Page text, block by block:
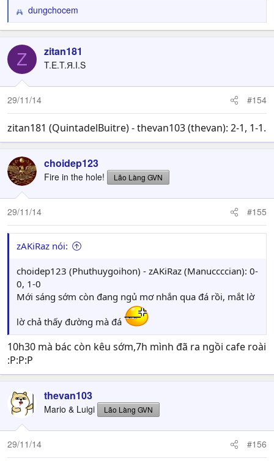
R
e
c
i
o
n
dungchocem
Z zitan181
T.E.T.Я.I.S
29/11/14 #154
zitan181 (QuintadelBuitre) - thevan103 (thevan): 2-1, 1-1.
choidep123
Fire in the hole! Lão Làng GVN
29/11/14 #155
zAKiRaz nói:
choidep123 (Phuthuygoihon) - zAKiRaz (Manuccccian): 0-
0, 1-0
Mới sáng sớm còn đang ngủ mơ nhắn qua đá rồi, mắt lờ
lờ chả thấy đường mà đá
10h30 mà bác còn kêu sớm,7h mình đã ra ngồi cafe roài
:P:P:P
thevan103
Mario & Luigi Lão Làng GVN
29/11/14 #156